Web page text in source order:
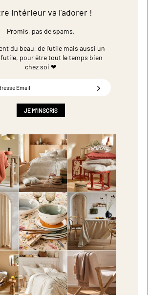
intérieur va l'adorer !
Promis, pas de spams.
du beau, de l'utile mais aussi un
futile, pour être tout le temps bien
chez soi ❤
JE M'INSCRIS